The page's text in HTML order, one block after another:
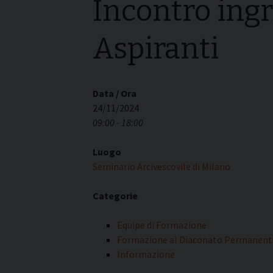
Può esserlo un uomo
sposato?
La Croce Diaconale
I
Incontro
Aspiranti
Data / Ora
24/11/2024
09:00 - 18:00
Luogo
Seminario Arcivescovile di Milano
Categorie
Equipe di Formazione
Formazione al Diaconato
Informazione